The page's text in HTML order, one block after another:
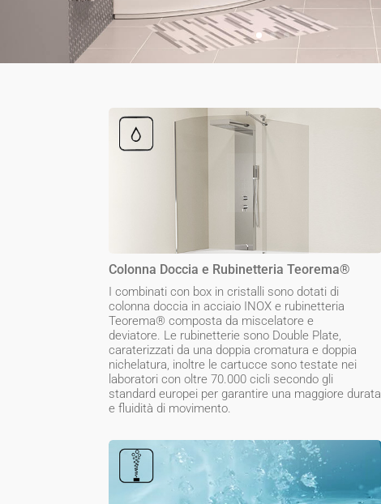
Colonna Doccia e Rubinetteria Teorema®
I combinati con box in cristalli sono dotati di
colonna doccia in acciaio INOX e rubinetteria
Teorema® composta da miscelatore e
deviatore. Le rubinetterie sono Double Plate,
caraterizzati da una doppia cromatura e doppia
nichelatura, inoltre le cartucce sono testate nei
laboratori con oltre 70.000 cicli secondo gli
standard europei per garantire una maggiore durata
e fluidità di movimento.